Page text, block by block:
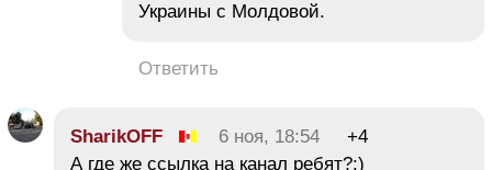
Украины с Молдовой.
Ответить
SharikOFF 6 ноя, 18:54
+4
А где же ссылка на канал ребят?:)